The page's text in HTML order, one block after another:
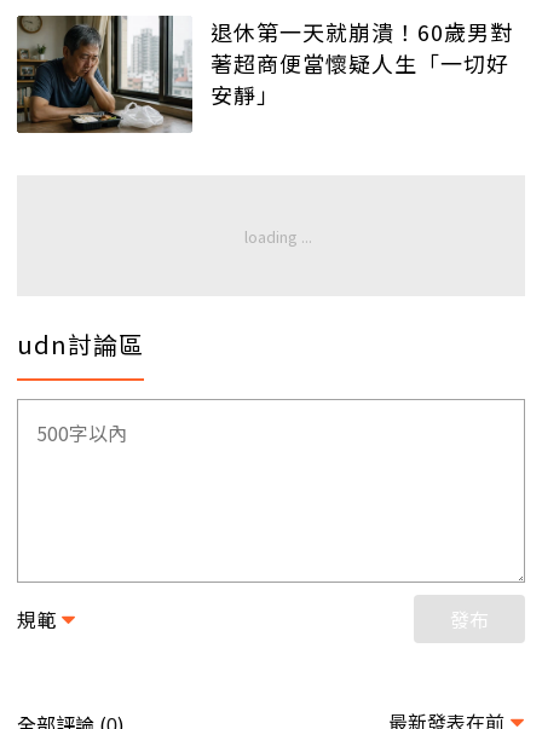
退休第一天就崩潰！60歲男對
著超商便當懷疑人生「一切好
安靜」
udn討論區
規範 發布
最新發表在前